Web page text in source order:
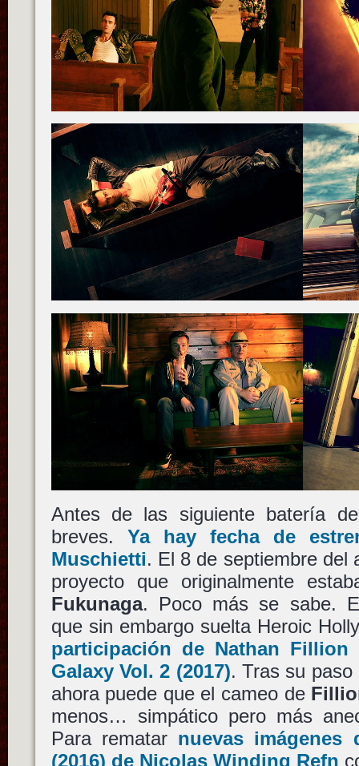
Antes de las siguiente batería
breves. Ya hay fecha de
Muschietti. El 8 de septiembre del
proyecto que originalmente
Fukunaga. Poco más se sabe.
que sin embargo suelta Heroic
participación de Nathan Fillion
Galaxy Vol. 2 (2017). Tras su
ahora puede que el cameo de
menos… simpático pero más
Para rematar nuevas
(2016) de Nicolas Winding Refn